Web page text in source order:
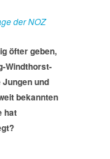
nach
zu
holen
der NOZ
öfter geben,
Windthorst-
und
bekannten
hat